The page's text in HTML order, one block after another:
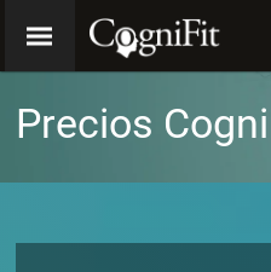
Precios